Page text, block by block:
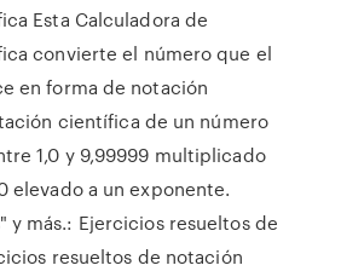
Esta Calculadora de
convierte el número que el
en forma de notación
científica de un número
1,0 y 9,99999 multiplicado
elevado a un exponente.
y más.: Ejercicios resueltos de
resueltos de notación